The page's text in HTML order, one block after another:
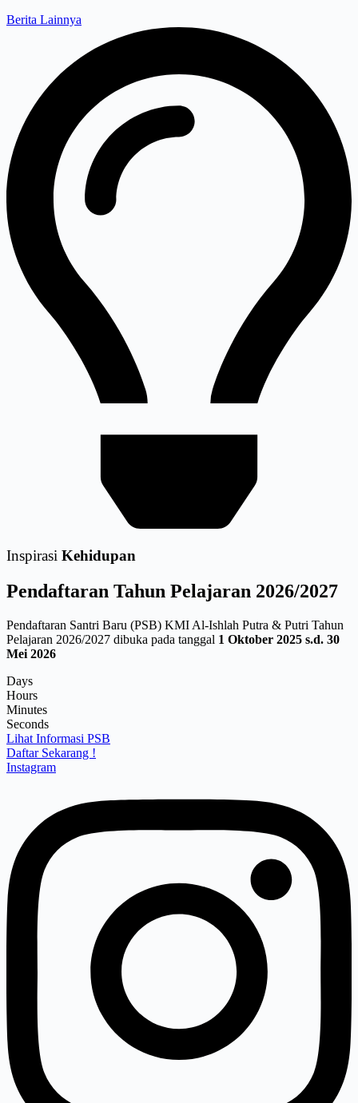
Berita Lainnya
Inspirasi Kehidupan
Pendaftaran Tahun Pelajaran 2026/2027
Pendaftaran Santri Baru (PSB) KMI Al-Ishlah Putra & Putri Tahun
Pelajaran 2026/2027 dibuka pada tanggal 1 Oktober 2025 s.d. 30
Mei 2026
Days
Hours
Minutes
Seconds
Lihat Informasi PSB
Daftar Sekarang !
Instagram